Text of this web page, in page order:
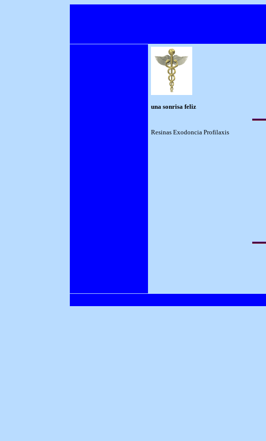
una sonrisa feliz
Resinas Exodoncia Profilaxis